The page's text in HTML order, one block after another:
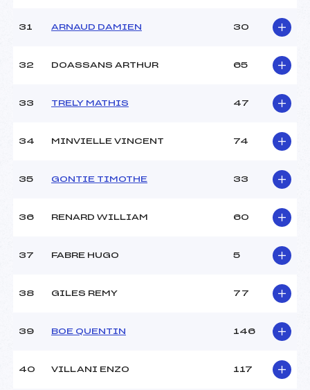
31 ARNAUD DAMIEN 30
32 DOASSANS ARTHUR 65
33 TRELY MATHIS 47
34 MINVIELLE VINCENT 74
35 GONTIE TIMOTHE 33
36 RENARD WILLIAM 60
37 FABRE HUGO 5
38 GILES REMY 77
39 BOE QUENTIN 146
40 VILLANI ENZO 117